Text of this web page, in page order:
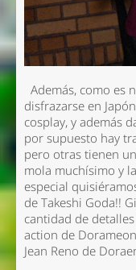
Además, como es
disfrazarse en
cosplay, y además
por supuesto hay
pero otras tienen
mola muchísimo y
especial
de Takeshi Goda!!
cantidad de
action de
Jean Reno de